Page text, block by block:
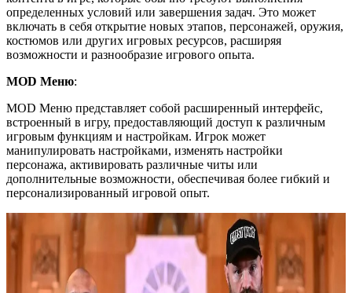
определенных условий или завершения задач. Это может
включать в себя открытие новых этапов, персонажей, оружия,
костюмов или других игровых ресурсов, расширяя
возможности и разнообразие игрового опыта.
MOD Меню:
MOD Меню представляет собой расширенный интерфейс,
встроенный в игру, предоставляющий доступ к различным
игровым функциям и настройкам. Игрок может
манипулировать настройками, изменять настройки
персонажа, активировать различные читы или
дополнительные возможности, обеспечивая более гибкий и
персонализированный игровой опыт.